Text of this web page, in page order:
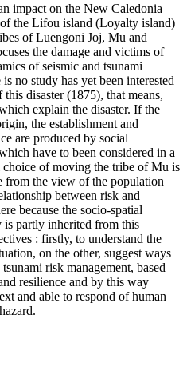
impact on the New Caledonia
the Lifou island (Loyalty island)
of Luengoni Joj, Mu and
the damage and victims of
of seismic and tsunami
no study has yet been interested
disaster (1875), that means,
explain the disaster. If the
the establishment and
are produced by social
have to been considered in a
of moving the tribe of Mu is
from the view of the population
between risk and
because the socio-spatial
partly inherited from this
: firstly, to understand the
on the other, suggest ways
risk management, based
resilience and by this way
and able to respond of human